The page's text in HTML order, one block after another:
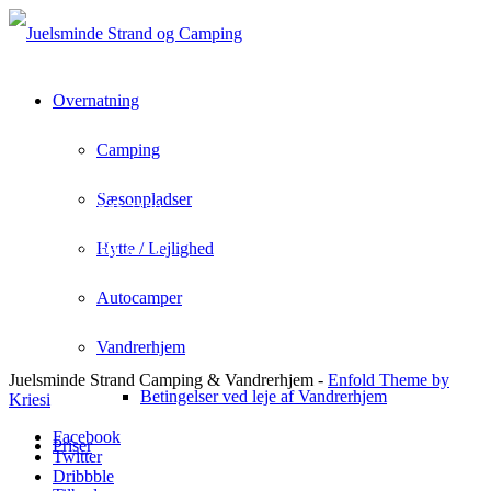
Overnatning
Camping
Sæsonpladser
Hytte / Lejlighed
Autocamper
Vandrerhjem
Betingelser ved leje af Vandrerhjem
Priser
Rousthøjs Allè 1
Juelsminde 7130
+45 75 69 32 10
Juelsminde Strand Camping & Vandrerhjem - Enfold Theme by
Kriesi
Facebook
Twitter
Dribbble